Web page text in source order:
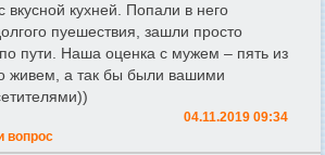
вкусной кухней. Попали в него
пуешествия, зашли просто
пути. Наша оценка с мужем – пять из
живем, а так бы были вашими
04.11.2019 09:34
вопрос